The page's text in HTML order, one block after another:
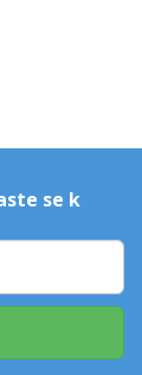
se k